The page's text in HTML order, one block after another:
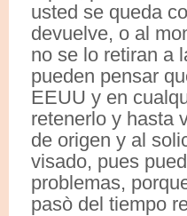
usted se queda
devuelve, o al
no se lo retiran a
pueden pensar
EEUU y en
retenerlo y hasta
de origen y al
visado, pues
problemas,
pasò del tiempo